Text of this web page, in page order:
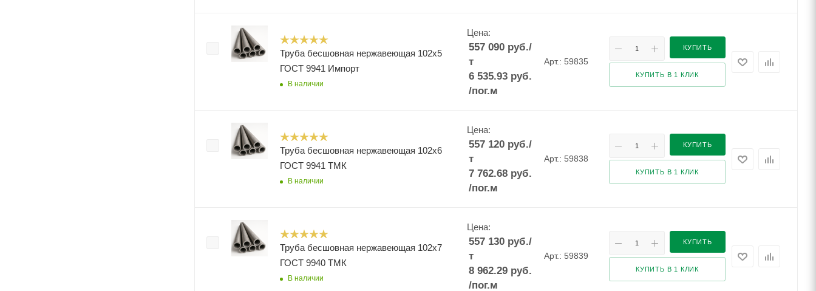
Труба бесшовная нержавеющая 102x5
ГОСТ 9941 Импорт
В наличии
Цена:
557 090руб./
т
6 535.93 руб.
/пог.м
Арт.: 59835
КУПИТЬ
КУПИТЬ В 1 КЛИК
Труба бесшовная нержавеющая 102x6
ГОСТ 9941 ТМК
В наличии
Цена:
557 120руб./
т
7 762.68 руб.
/пог.м
Арт.: 59838
КУПИТЬ
КУПИТЬ В 1 КЛИК
Труба бесшовная нержавеющая 102x7
ГОСТ 9940 ТМК
В наличии
Цена:
557 130руб./
т
8 962.29 руб.
/пог.м
Арт.: 59839
КУПИТЬ
КУПИТЬ В 1 КЛИК